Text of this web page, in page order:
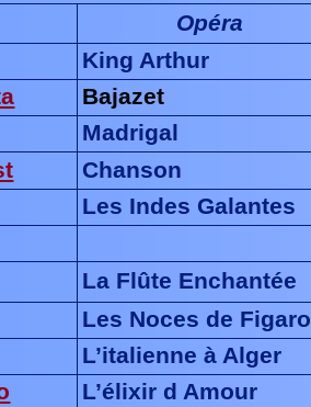
Opéra
King Arthur
Bajazet
Madrigal
Chanson
Les Indes Galantes
La Flûte Enchantée
Les Noces de Figaro
L’italienne à Alger
L’élixir d Amour